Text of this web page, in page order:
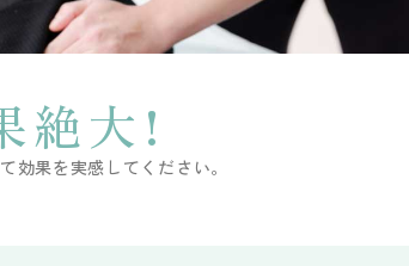
絶大!
果を実感してください。